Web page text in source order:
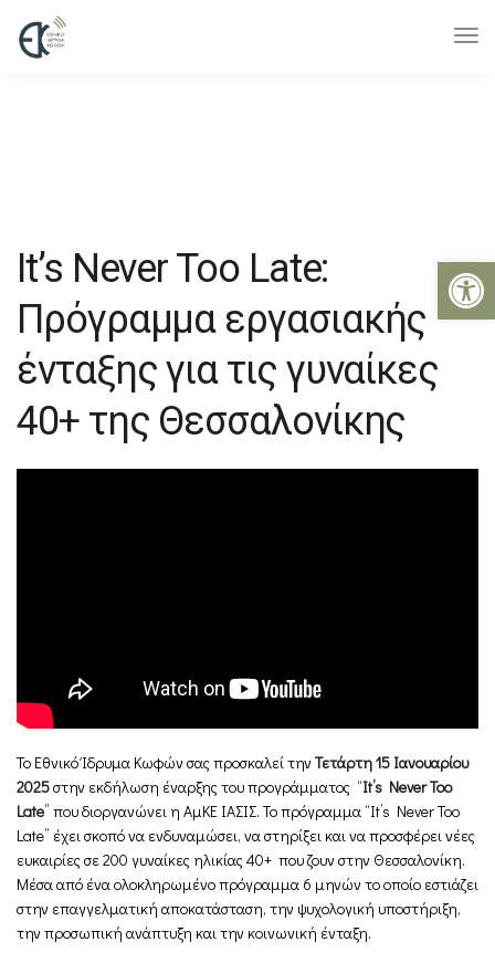
It’s Never Too Late:
Πρόγραμμα εργασιακής
ένταξης για τις γυναίκες
40+ της Θεσσαλονίκης
To Εθνικό Ίδρυμα Κωφών σας προσκαλεί τηνΤετάρτη 15 Ιανουαρίου
2025στην εκδήλωση έναρξης του προγράμματος “It’s Never Too
Late” που διοργανώνει η ΑμΚΕ ΙΑΣΙΣ. Το πρόγραμμα “It’s Never Too
Late” έχει σκοπό να ενδυναμώσει, να στηρίξει και να προσφέρει νέες
ευκαιρίες σε 200 γυναίκες ηλικίας 40+ που ζουν στην Θεσσαλονίκη.
Μέσα από ένα ολοκληρωμένο πρόγραμμα 6 μηνών το οποίο εστιάζει
στην επαγγελματική αποκατάσταση, την ψυχολογική υποστήριξη,
την προσωπική ανάπτυξη και την κοινωνική ένταξη.